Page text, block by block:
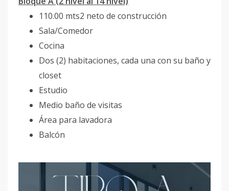
110.00 mts2 neto de construcción
Sala/Comedor
Cocina
Dos (2) habitaciones, cada una con su baño y
closet
Estudio
Medio baño de visitas
Área para lavadora
Balcón